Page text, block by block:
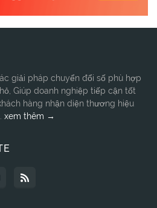
giải pháp chuyển đổi số phù hợp
Giúp doanh nghiệp tiếp cận tốt
hàng nhận diện thương hiệu
xem thêm →